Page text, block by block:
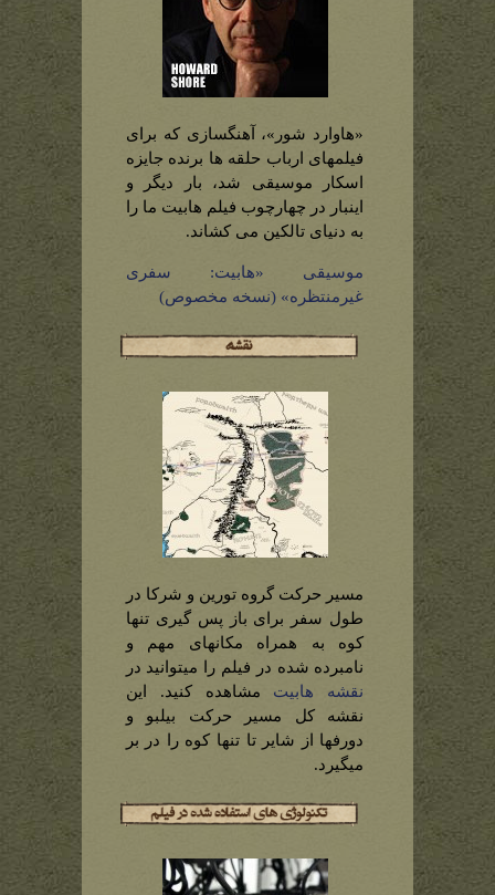
«هاوارد شور»، آهنگسازی که برای
فیلمهای ارباب حلقه ها برنده جایزه
اسکار موسیقی شد، بار دیگر و
اینبار در چهارچوب فیلم هابیت ما را
به دنیای تالکین می کشاند.
موسیقی «هابیت: سفری
غیرمنتظره» (نسخه مخصوص)
مسیر حرکت گروه تورین و شرکا در
طول سفر برای باز پس گیری تنها
کوه به همراه مکانهای مهم و
نامبرده شده در فیلم را میتوانید در
نقشه هابیت مشاهده کنید. این
نقشه کل مسیر حرکت بیلبو و
دورفها از شایر تا تنها کوه را در بر
میگیرد.